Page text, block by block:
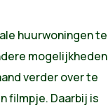
huurwoningen te
mogelijkheden
verder over te
filmpje. Daarbij is